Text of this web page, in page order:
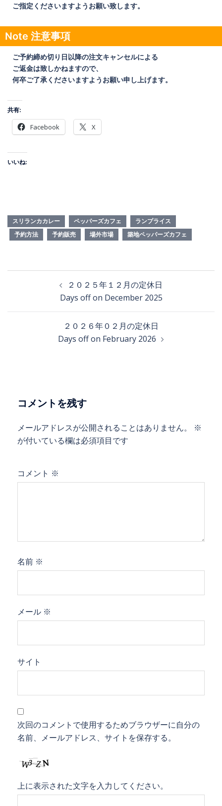
ご指定くださいますようお願い致します。
Note 注意事項
ご予約締め切り日以降の注文キャンセルによる
ご返金は致しかねますので、
何卒ご了承くださいますようお願い申し上げます。
共有:
Facebook X
いいね:
スリランカカレー ペッパーズカフェ
ランプライス
予約方法
予約販売 場外市場 築地ペッパーズカフェ
２０２５年１２月の定休日
Days off on December 2025
２０２６年０２月の定休日
Days off on February 2026
コメントを残す
メールアドレスが公開されることはありません。
※
が付いている欄は必須項目です
コメント ※
名前 ※
メール ※
サイト
次回のコメントで使用するためブラウザーに自分の
名前、メールアドレス、サイトを保存する。
上に表示された文字を入力してください。